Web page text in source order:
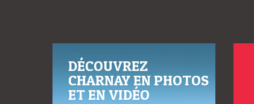
DÉCOUVREZ
CHARNAY EN PHOTOS
ET EN VIDÉO